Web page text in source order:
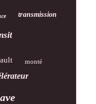
transmission
monté